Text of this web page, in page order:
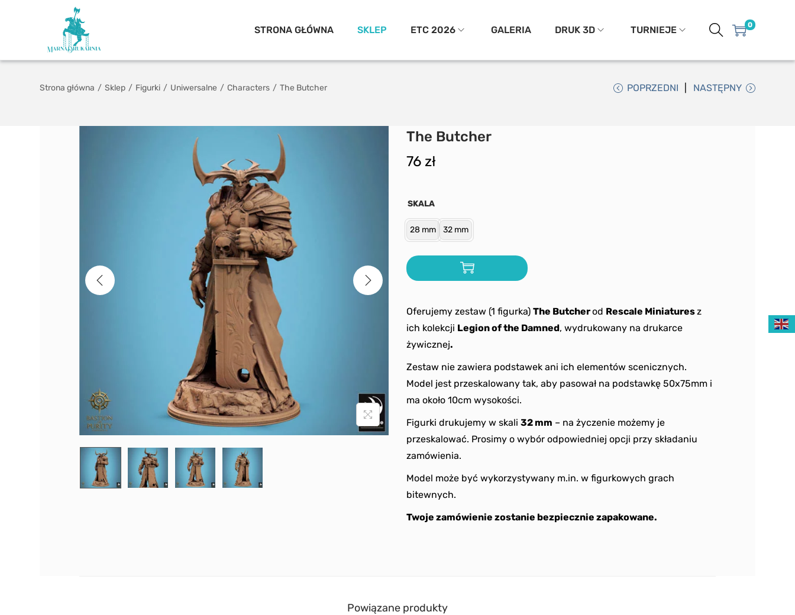
STRONA GŁÓWNA SKLEP ETC 2026 GALERIA DRUK 3D TURNIEJE 0
Strona główna / Sklep / Figurki / Uniwersalne / Characters / The Butcher POPRZEDNI NASTĘPNY
The Butcher
76 zł
Oferujemy zestaw (1 figurka) The Butcherod Rescale Miniaturesz
ich kolekcji Legion of the Damned, wydrukowany na drukarce
żywicznej.
Zestaw nie zawiera podstawek ani ich elementów scenicznych.
Model jest przeskalowany tak, aby pasował na podstawkę 50x75mm i
ma około 10cm wysokości.
Figurki drukujemy w skali 32 mm – na życzenie możemy je
przeskalować. Prosimy o wybór odpowiedniej opcji przy składaniu
zamówienia.
Model może być wykorzystywany m.in. w figurkowych grach
bitewnych.
Twoje zamówienie zostanie bezpiecznie zapakowane.
SKALA
28 mm 32 mm
Powiązane produkty